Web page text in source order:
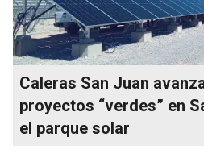
Caleras San Juan
proyectos “verdes” en
el parque solar